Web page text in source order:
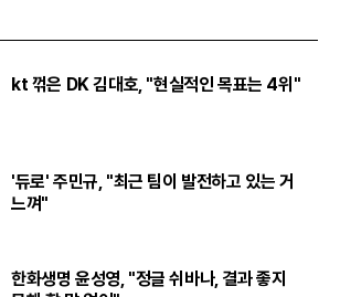
kt 꺾은 DK 김대호, "현실적인 목표는 4위"
'듀로' 주민규, "최근 팀이 발전하고 있는 거
느껴"
한화생명 윤성영, "정글 쉬바나, 결과 좋지